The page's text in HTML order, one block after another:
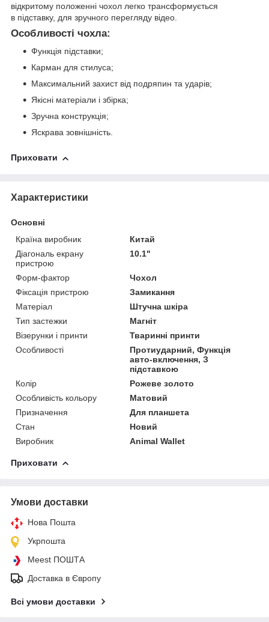
відкритому положенні чохол легко трансформується
в підставку, для зручного перегляду відео.
Особливості чохла:
Функція підставки;
Карман для стилуса;
Максимальний захист від подряпин та ударів;
Якісні матеріали і збірка;
Зручна конструкція;
Яскрава зовнішність.
Приховати
Характеристики
Основні
Країна виробник
Китай
Діагональ екрану
пристрою
10.1"
Форм-фактор
Чохол
Фіксація пристрою
Замикання
Матеріал
Штучна шкіра
Тип застежки
Магніт
Візерунки і принти
Тваринні принти
Особливості
Протиударний, Функція
авто-включення, З
підставкою
Колір
Рожеве золото
Особливість кольору
Матовий
Призначення
Для планшета
Стан
Новий
Виробник
Animal Wallet
Приховати
Умови доставки
Нова Пошта
Укрпошта
Meest ПОШТА
Доставка в Європу
Всі умови доставки